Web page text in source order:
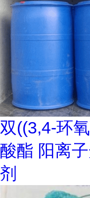
双((3,4-环
酸酯 阳离
剂